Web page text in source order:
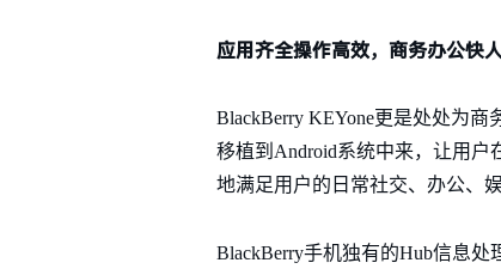
应用齐全操作高效，商务办公快
BlackBerry KEYone更是处处为
移植到Android系统中来，让用户
地满足用户的日常社交、办公、娱
BlackBerry手机独有的Hub信息